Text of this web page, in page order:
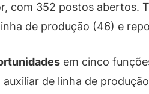
com 352 postos abertos.
de produção (46) e
em cinco
de linha de